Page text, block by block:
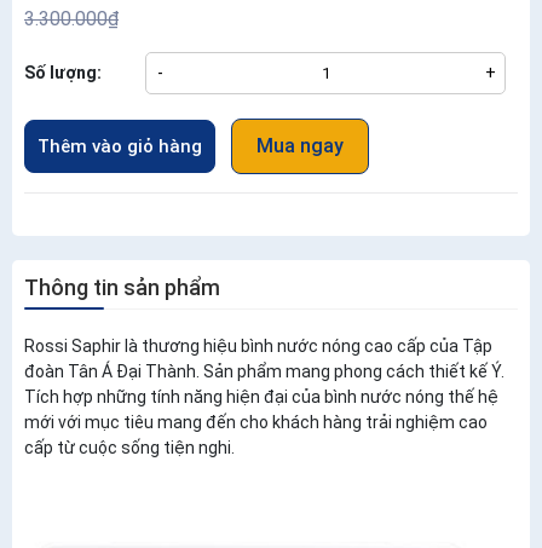
3.300.000₫
Số lượng: - +
Thêm vào giỏ hàng Mua ngay
Thông tin sản phẩm
Rossi Saphir là thương hiệu bình nước nóng cao cấp của Tập
đoàn Tân Á Đại Thành. Sản phẩm mang phong cách thiết kế Ý.
Tích hợp những tính năng hiện đại của bình nước nóng thế hệ
mới với mục tiêu mang đến cho khách hàng trải nghiệm cao
cấp từ cuộc sống tiện nghi.